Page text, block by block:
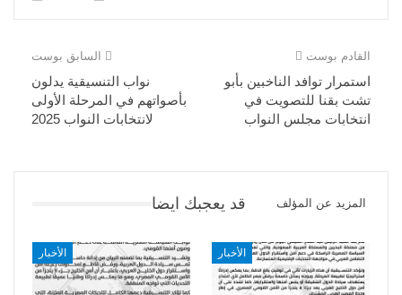
السابق بوست
نواب التنسيقية يدلون
بأصواتهم في المرحلة الأولى
لانتخابات النواب 2025
القادم بوست
استمرار توافد الناخبين بأبو
تشت بقنا للتصويت في
انتخابات مجلس النواب
قد يعجبك ايضا المزيد عن المؤلف
الأخبار الأخبار